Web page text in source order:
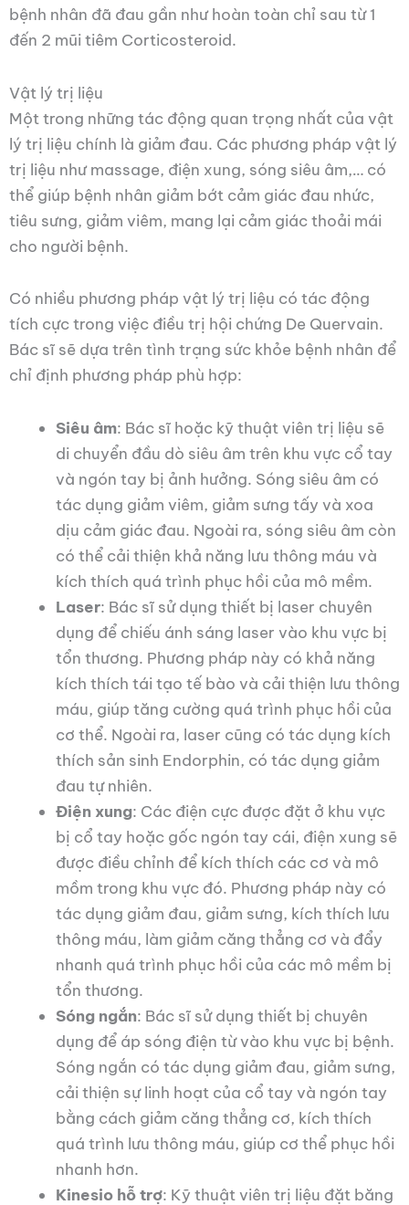
bệnh nhân đã đau gần như hoàn toàn chỉ sau từ 1
đến 2 mũi tiêm Corticosteroid.
Vật lý trị liệu
Một trong những tác động quan trọng nhất của vật
lý trị liệu chính là giảm đau. Các phương pháp vật lý
trị liệu như massage, điện xung, sóng siêu âm,… có
thể giúp bệnh nhân giảm bớt cảm giác đau nhức,
tiêu sưng, giảm viêm, mang lại cảm giác thoải mái
cho người bệnh.
Có nhiều phương pháp vật lý trị liệu có tác động
tích cực trong việc điều trị hội chứng De Quervain.
Bác sĩ sẽ dựa trên tình trạng sức khỏe bệnh nhân để
chỉ định phương pháp phù hợp:
Siêu âm: Bác sĩ hoặc kỹ thuật viên trị liệu sẽ
di chuyển đầu dò siêu âm trên khu vực cổ tay
và ngón tay bị ảnh hưởng. Sóng siêu âm có
tác dụng giảm viêm, giảm sưng tấy và xoa
dịu cảm giác đau. Ngoài ra, sóng siêu âm còn
có thể cải thiện khả năng lưu thông máu và
kích thích quá trình phục hồi của mô mềm.
Laser: Bác sĩ sử dụng thiết bị laser chuyên
dụng để chiếu ánh sáng laser vào khu vực bị
tổn thương. Phương pháp này có khả năng
kích thích tái tạo tế bào và cải thiện lưu thông
máu, giúp tăng cường quá trình phục hồi của
cơ thể. Ngoài ra, laser cũng có tác dụng kích
thích sản sinh Endorphin, có tác dụng giảm
đau tự nhiên.
Điện xung: Các điện cực được đặt ở khu vực
bị cổ tay hoặc gốc ngón tay cái, điện xung sẽ
được điều chỉnh để kích thích các cơ và mô
mồm trong khu vực đó. Phương pháp này có
tác dụng giảm đau, giảm sưng, kích thích lưu
thông máu, làm giảm căng thẳng cơ và đẩy
nhanh quá trình phục hồi của các mô mềm bị
tổn thương.
Sóng ngắn: Bác sĩ sử dụng thiết bị chuyên
dụng để áp sóng điện từ vào khu vực bị bệnh.
Sóng ngắn có tác dụng giảm đau, giảm sưng,
cải thiện sự linh hoạt của cổ tay và ngón tay
bằng cách giảm căng thẳng cơ, kích thích
quá trình lưu thông máu, giúp cơ thể phục hồi
nhanh hơn.
Kinesio hỗ trợ: Kỹ thuật viên trị liệu đặt băng